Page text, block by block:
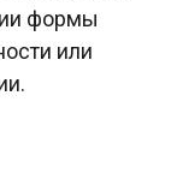
формы
или